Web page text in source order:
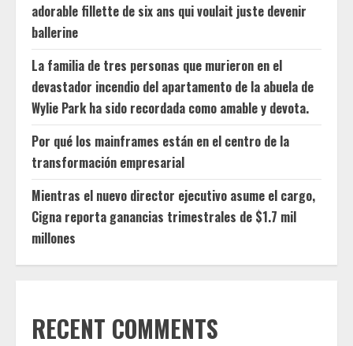
adorable fillette de six ans qui voulait juste devenir
ballerine
La familia de tres personas que murieron en el
devastador incendio del apartamento de la abuela de
Wylie Park ha sido recordada como amable y devota.
Por qué los mainframes están en el centro de la
transformación empresarial
Mientras el nuevo director ejecutivo asume el cargo,
Cigna reporta ganancias trimestrales de $1.7 mil
millones
RECENT COMMENTS